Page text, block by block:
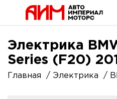
Электрика
Series (F20)
Главная Электрика